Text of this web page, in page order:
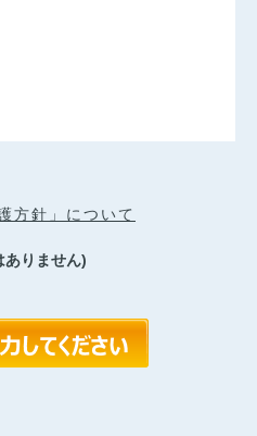
方針」について
ありません)